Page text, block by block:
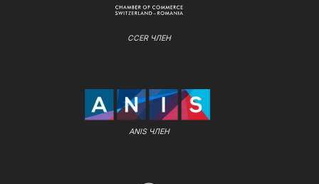
CCER ЧЛЕН
ANIS ЧЛЕН